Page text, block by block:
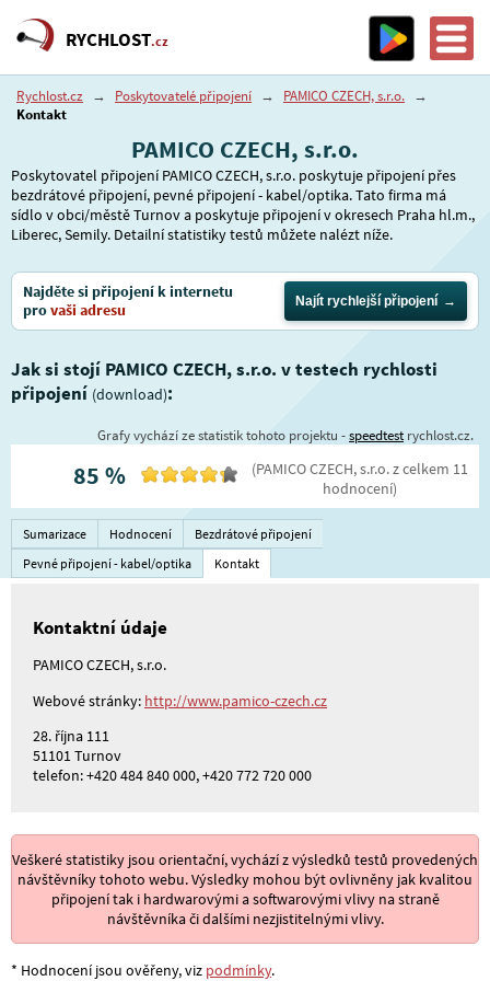
RYCHLOST.cz
Rychlost.cz → Poskytovatelé připojení → PAMICO CZECH, s.r.o. →
Kontakt
PAMICO CZECH, s.r.o.
Poskytovatel připojení PAMICO CZECH, s.r.o. poskytuje připojení přes
bezdrátové připojení, pevné připojení - kabel/optika. Tato firma má
sídlo v obci/městě Turnov a poskytuje připojení v okresech Praha hl.m.,
Liberec, Semily. Detailní statistiky testů můžete nalézt níže.
Najděte si připojení k internetu
provaši adresu Najít rychlejší připojení
Jak si stojí PAMICO CZECH, s.r.o. v testech rychlosti
připojení (download):
Grafy vychází ze statistik tohoto projektu -speedtestrychlost.cz.
85 % (PAMICO CZECH, s.r.o.z celkem 11
hodnocení)
Sumarizace Hodnocení
Bezdrátové připojení
Pevné připojení - kabel/optika
Kontakt
Kontaktní údaje
PAMICO CZECH, s.r.o.
Webové stránky: http://www.pamico-czech.cz
28. října 111
51101 Turnov
telefon: +420 484 840 000, +420 772 720 000
Veškeré statistiky jsou orientační, vychází z výsledků testů provedených
návštěvníky tohoto webu. Výsledky mohou být ovlivněny jak kvalitou
připojení tak i hardwarovými a softwarovými vlivy na straně
návštěvníka či dalšími nezjistitelnými vlivy.
* Hodnocení jsou ověřeny, viz podmínky.